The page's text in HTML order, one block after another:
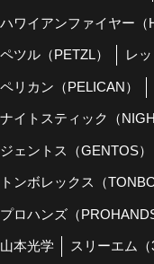
ハワイアンファイヤー（
ペツル（PETZL） レ
ペリカン（PELICAN）
ナイトスティック（
ジェントス（GENTOS）
トンボレックス（
プロハンズ（
山本光学 スリーエム（